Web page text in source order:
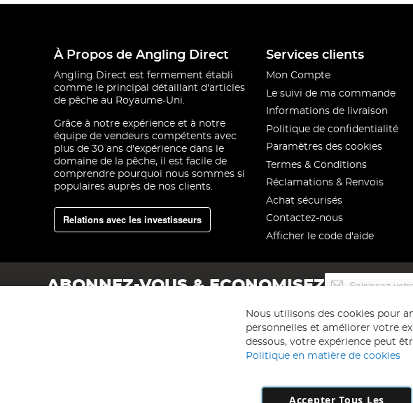
À Propos de Angling Direct
Angling Direct est fermement établi
comme le principal détaillant d'articles
de pêche au Royaume-Uni.
Grâce à notre expérience et à notre
équipe de vendeurs compétents avec
plus de 30 ans d'expérience dans le
domaine de la pêche, il est facile de
comprendre pourquoi nous sommes si
populaires auprès de nos clients.
Relations avec les investisseurs
Services clients
Mon Compte
Le suivi de ma commande
Informations de livraison
Politique de confidentialité
Paramètres des cookies
Termes & Conditions
Réclamations & Renvois
Achat sécurisés
Contactez-nous
Afficher le code d'aide
ABONNEZ-VOUS & ECONOMISEZ
lettre
d’information
:
Nous utilisons des cookies pour
personnelles et améliorer votre
dessous, votre expérience peut
Politique en matière de cookies
Accepter Tous Les